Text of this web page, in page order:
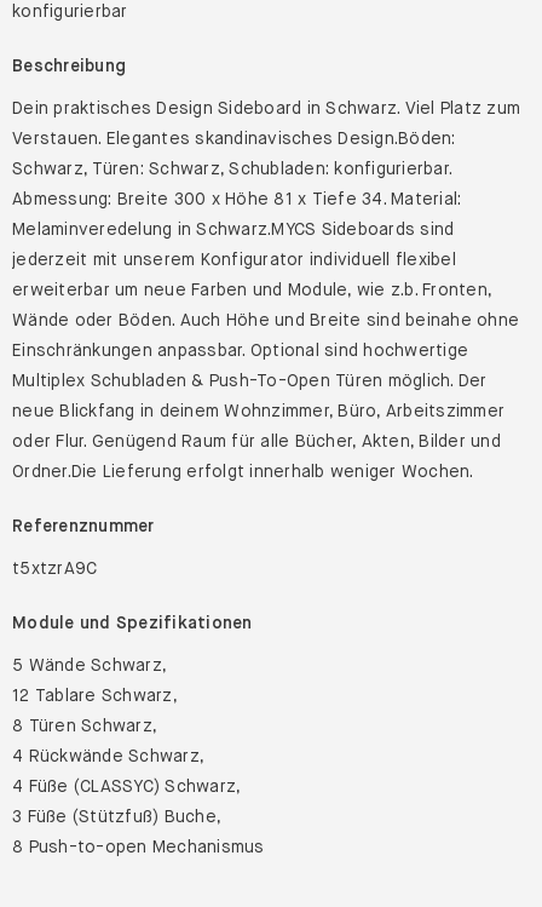
konfigurierbar
Beschreibung
Dein praktisches Design Sideboard in Schwarz. Viel Platz zum
Verstauen. Elegantes skandinavisches Design.Böden:
Schwarz, Türen: Schwarz, Schubladen: konfigurierbar.
Abmessung: Breite 300 x Höhe 81 x Tiefe 34. Material:
Melaminveredelung in Schwarz.MYCS Sideboards sind
jederzeit mit unserem Konfigurator individuell flexibel
erweiterbar um neue Farben und Module, wie z.b. Fronten,
Wände oder Böden. Auch Höhe und Breite sind beinahe ohne
Einschränkungen anpassbar. Optional sind hochwertige
Multiplex Schubladen & Push-To-Open Türen möglich. Der
neue Blickfang in deinem Wohnzimmer, Büro, Arbeitszimmer
oder Flur. Genügend Raum für alle Bücher, Akten, Bilder und
Ordner.Die Lieferung erfolgt innerhalb weniger Wochen.
Referenznummer
t5xtzrA9C
Module und Spezifikationen
5 Wände Schwarz,
12 Tablare Schwarz,
8 Türen Schwarz,
4 Rückwände Schwarz,
4 Füße (CLASSYC) Schwarz,
3 Füße (Stützfuß) Buche,
8 Push-to-open Mechanismus